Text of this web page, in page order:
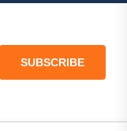
SUBSCRIBE